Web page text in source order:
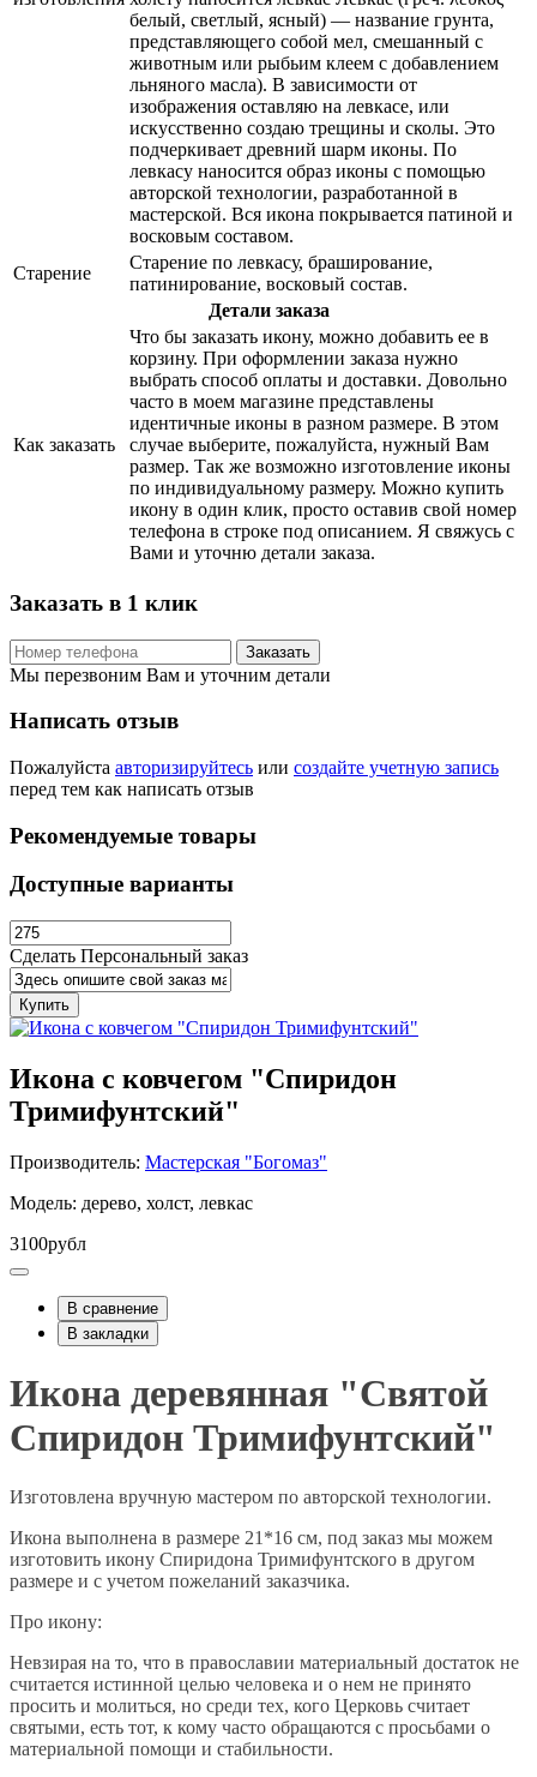
белый, светлый, ясный) — название грунта,
представляющего собой мел, смешанный с
животным или рыбьим клеем с добавлением
льняного масла). В зависимости от
изображения оставляю на левкасе, или
искусственно создаю трещины и сколы. Это
подчеркивает древний шарм иконы. По
левкасу наносится образ иконы с помощью
авторской технологии, разработанной в
мастерской. Вся икона покрывается патиной и
восковым составом.
Старение
Старение по левкасу, браширование,
патинирование, восковый состав.
Детали заказа
Как заказать
Что бы заказать икону, можно добавить ее в
корзину. При оформлении заказа нужно
выбрать способ оплаты и доставки. Довольно
часто в моем магазине представлены
идентичные иконы в разном размере. В этом
случае выберите, пожалуйста, нужный Вам
размер. Так же возможно изготовление иконы
по индивидуальному размеру. Можно купить
икону в один клик, просто оставив свой номер
телефона в строке под описанием. Я свяжусь с
Вами и уточню детали заказа.
Заказать в 1 клик
Заказать
Мы перезвоним Вам и уточним детали
Написать отзыв
Пожалуйста авторизируйтесь или создайте учетную запись
перед тем как написать отзыв
Рекомендуемые товары
Доступные варианты
Сделать Персональный заказ
Купить
Икона с ковчегом "Спиридон
Тримифунтский"
Производитель: Мастерская "Богомаз"
Модель: дерево, холст, левкас
3100рубл
В сравнение
В закладки
Икона деревянная "Святой
Спиридон Тримифунтский"
Изготовлена вручную мастером по авторской технологии.
Икона выполнена в размере 21*16 см, под заказ мы можем
изготовить икону Спиридона Тримифунтского в другом
размере и с учетом пожеланий заказчика.
Про икону:
Невзирая на то, что в православии материальный достаток не
считается истинной целью человека и о нем не принято
просить и молиться, но среди тех, кого Церковь считает
святыми, есть тот, к кому часто обращаются с просьбами о
материальной помощи и стабильности.